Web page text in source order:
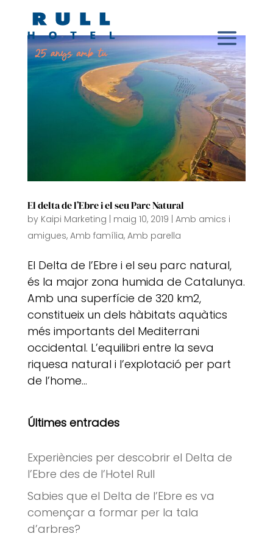
El delta de l’Ebre i el seu Parc Natural
by Kaipi Marketing | maig 10, 2019 | Amb amics i
amigues, Amb família, Amb parella
El Delta de l’Ebre i el seu parc natural,
és la major zona humida de Catalunya.
Amb una superfície de 320 km2,
constitueix un dels hàbitats aquàtics
més importants del Mediterrani
occidental. L’equilibri entre la seva
riquesa natural i l’explotació per part
de l’home...
Últimes entrades
Experiències per descobrir el Delta de
l’Ebre des de l’Hotel Rull
Sabies que el Delta de l’Ebre es va
començar a formar per la tala
d’arbres?